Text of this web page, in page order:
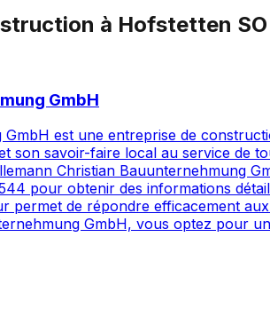
à Hofstetten SO
GmbH
est une entreprise de
son savoir-faire local au service
Christian Bauunternehmung
pour obtenir des informations
permet de répondre efficacement
GmbH, vous optez pour